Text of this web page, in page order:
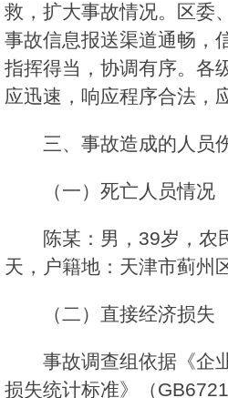
救，扩大事故情况。区委
事故信息报送渠道通畅，
指挥得当，协调有序。各
应迅速，响应程序合法，
三、事故造成的人员
（一）死亡人员情况
陈某：男，39岁，农
天，户籍地：天津市蓟州
（二）直接经济损失
事故调查组依据《企
损失统计标准》（